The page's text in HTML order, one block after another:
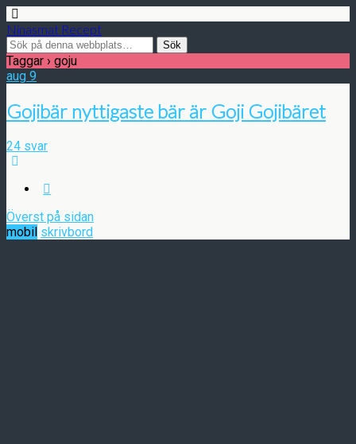
Ninasmat Recept
Taggar › goju
aug 9
Gojibär nyttigaste bär är Goji Gojibäret
24 svar
Överst på sidan
mobil skrivbord